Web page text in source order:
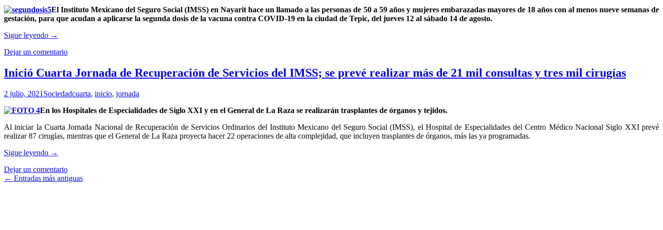
la
Secretaría
Salud
El Instituto Mexicano del Seguro Social (IMSS) en Nayarit hace un llamado a las personas de 50 a 59 años y mujeres embarazadas mayores de 18 años con al menos nueve semanas de
gestación, para que acudan a aplicarse la segunda dosis de la vacuna contra COVID-19 en la ciudad de Tepic, del jueves 12 al sábado 14 de agosto.
Sigue leyendo Inició
de
dosis
contra
19
personas
50
a
años
→
Dejar un comentario
Inició Cuarta Jornada de Recuperación de Servicios del IMSS; se prevé realizar más de 21 mil consultas y tres mil cirugías
2 julio, 2021 Sociedadcuarta, inicio, jornada
En los Hospitales de Especialidades de Siglo XXI y en el General de La Raza se realizarán trasplantes de órganos y tejidos.
Al iniciar la Cuarta Jornada Nacional de Recuperación de Servicios Ordinarios del Instituto Mexicano del Seguro Social (IMSS), el Hospital de Especialidades del Centro Médico Nacional Siglo XXI prevé
realizar 87 cirugías, mientras que el General de La Raza proyecta hacer 22 operaciones de alta complejidad, que incluyen trasplantes de órganos, más las ya programadas.
Sigue leyendo Inició
Jornada
de
→
Dejar un comentario
Ir
← Entradas más antiguas